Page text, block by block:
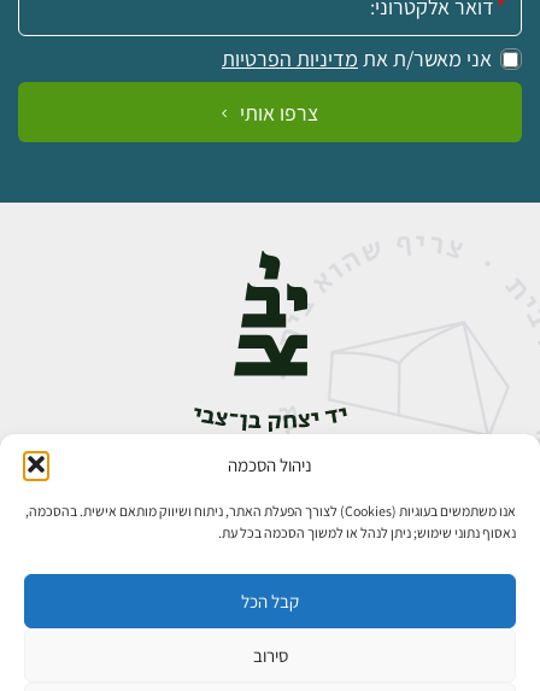
ניהול הסכמה
אנו משתמשים בעוגיות (Cookies) לצורך הפעלת האתר, ניתוח ושיווק מותאם אישית. בהסכמה,
נאסוף נתוני שימוש; ניתן לנהל או למשוך הסכמה בכל עת.
קבל הכל
סירוב
אני מאשר/ת את מדיניות הפרטיות
צרפו אותי
אבן גבירול 14, רחביה, ירושלים